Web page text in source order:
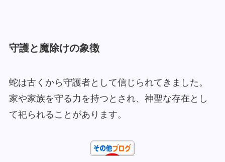
守護と魔除けの象徴
蛇は古くから守護者として信じられてきました。
家や家族を守る力を持つとされ、神聖な存在とし
て祀られることがあります。